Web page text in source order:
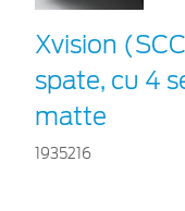
Xvision
spate, cu 4
matte
1935216